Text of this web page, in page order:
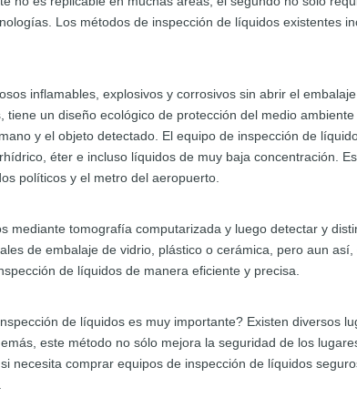
Los métodos de inspección de líquidos existentes
inflamables, explosivos y corrosivos sin abrir el
un diseño ecológico de protección del medio
y el objeto detectado. El equipo de inspección de
éter e incluso líquidos de muy baja concentración.
políticos y el metro del aeropuerto.
mediante tomografía computarizada y luego detectar y
de embalaje de vidrio, plástico o cerámica, pero aun
de líquidos de manera eficiente y precisa.
de líquidos es muy importante? Existen diversos
este método no sólo mejora la seguridad de los
necesita comprar equipos de inspección de líquidos